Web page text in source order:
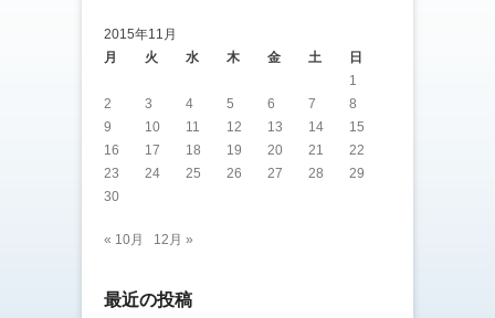
2015年11月
月
火 水 木 金 土
日
1
2
3 4 5 6 7
8
9
10 11 12 13 14
15
16
17 18 19 20 21
22
23
24 25 26 27 28
29
30
« 10月 12月 »
最近の投稿